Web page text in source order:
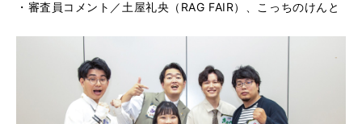
・審査員コメント／土屋礼央（RAG FAIR）、こっちのけんと